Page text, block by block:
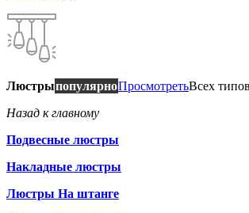
ЛюстрыпопулярноПросмотретьВсех типов
Назад к главному
Подвесные люстры
Накладные люстры
Люстры На штанге